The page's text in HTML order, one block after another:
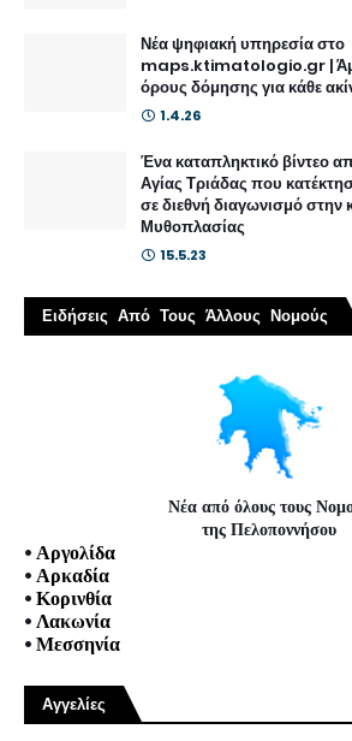
Νέα ψηφιακή υπηρεσία στο
maps.ktimatologio.gr |
όρους δόμησης για κάθε
1.4.26
Ένα καταπληκτικό βίντεο
Αγίας Τριάδας που
σε διεθνή διαγωνισμό στην
Μυθοπλασίας
15.5.23
Ειδήσεις Από Τους Άλλους Νομούς
Νέα από όλους τους
της Πελοποννήσου
• Αργολίδα
• Αρκαδία
• Κορινθία
• Λακωνία
• Μεσσηνία
Αγγελίες